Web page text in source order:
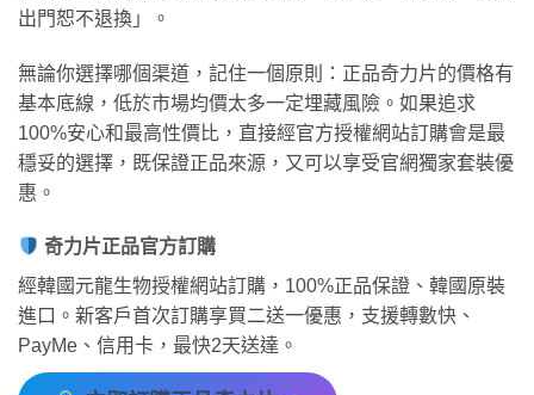
出門恕不退換」。
無論你選擇哪個渠道，記住一個原則：正品奇力片的價格有
基本底線，低於市場均價太多一定埋藏風險。如果追求
100%安心和最高性價比，直接經官方授權網站訂購會是最
穩妥的選擇，既保證正品來源，又可以享受官網獨家套裝優
惠。
奇力片正品官方訂購
經韓國元龍生物授權網站訂購，100%正品保證、韓國原裝
進口。新客戶首次訂購享買二送一優惠，支援轉數快、
PayMe、信用卡，最快2天送達。